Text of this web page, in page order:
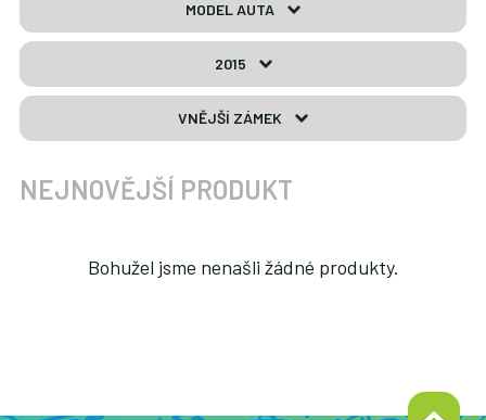
MODEL AUTA
2015
VNĚJŠÍ ZÁMEK
NEJNOVĚJŠÍ PRODUKT
Bohužel jsme nenašli žádné produkty.